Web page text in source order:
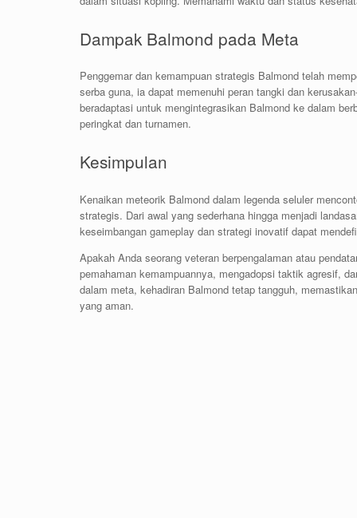
Dampak Balmond pada Meta
Penggemar dan kemampuan strategis Balmond telah
serba guna, ia dapat memenuhi peran tangki dan
beradaptasi untuk mengintegrasikan Balmond ke dalam
peringkat dan turnamen.
Kesimpulan
Kenaikan meteorik Balmond dalam legenda seluler
strategis. Dari awal yang sederhana hingga menjadi
keseimbangan gameplay dan strategi inovatif dapat
Apakah Anda seorang veteran berpengalaman atau
pemahaman kemampuannya, mengadopsi taktik agresif,
dalam meta, kehadiran Balmond tetap tangguh,
yang aman.